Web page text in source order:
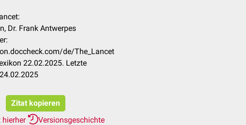
Dr. Frank Antwerpes
de/The_Lancet
22.02.2025. Letzte
Zitat kopieren
hierher
Versionsgeschichte